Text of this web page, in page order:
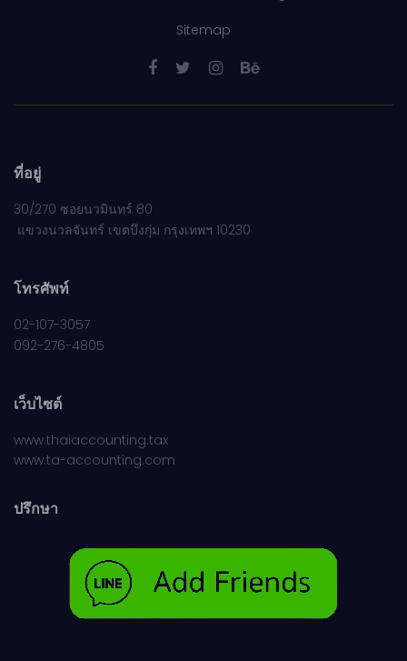
Sitemap
ที่อยู่
30/270 ซอยนวมินทร์ 80
แขวงนวลจันทร์ เขตบึงกุ่ม กรุงเทพฯ 10230
โทรศัพท์
02-107-3057
092-276-4805
เว็บไซต์
www.thaiaccounting.tax
www.ta-accounting.com
ปรึกษา